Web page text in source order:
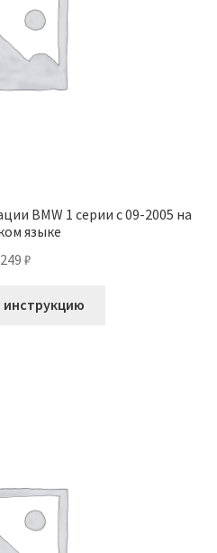
BMW 1 серии с 09-2005 на
языке
249 ₽
инструкцию